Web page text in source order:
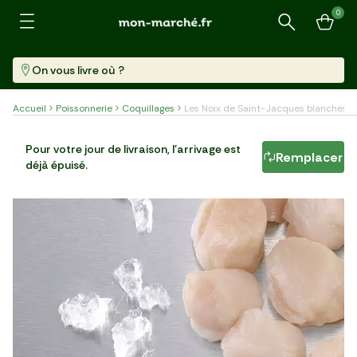
Recherche
0
On vous livre où ?
Accueil Poissonnerie Coquillages Les Noix de Saint-Jacques blanches
≈ 6 À 8 Pièces (220 G)
Pour votre jour de livraison, l'arrivage est
déjà épuisé.
Remplacer